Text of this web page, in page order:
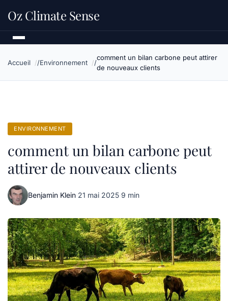
Oz Climate Sense
Accueil Environnement
comment un bilan carbone peut attirer
de nouveaux clients
ENVIRONNEMENT
comment un bilan carbone peut
attirer de nouveaux clients
Benjamin Klein·21 mai 2025·9 min